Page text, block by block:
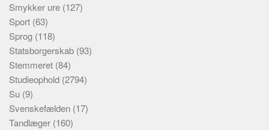
Smykker ure (127)
Sport (63)
Sprog (118)
Statsborgerskab (93)
Stemmeret (84)
Studieophold (2794)
Su (9)
Svenskefælden (17)
Tandlæger (160)